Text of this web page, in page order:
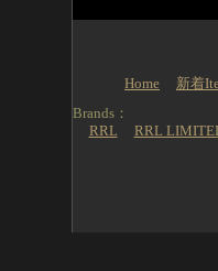
Home 新着
Brands：
RRL
RRL